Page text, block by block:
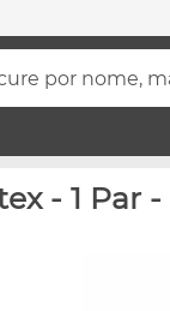
por nome,
- 1 Par